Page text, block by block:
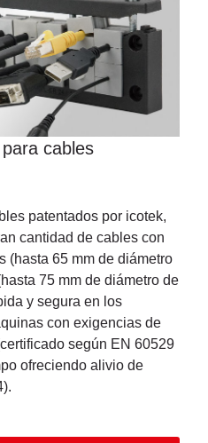
cables
patentados por icotek,
cantidad de cables con
(hasta 65 mm de diámetro
75 mm de diámetro de
y segura en los
con exigencias de
según EN 60529
ofreciendo alivio de